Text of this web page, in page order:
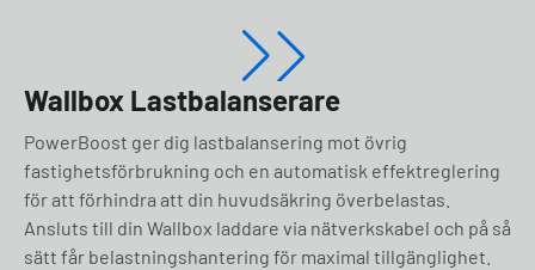
Wallbox Lastbalanserare
PowerBoost ger dig lastbalansering mot övrig
fastighetsförbrukning och en automatisk effektreglering
för att förhindra att din huvudsäkring överbelastas.
Ansluts till din Wallbox laddare via nätverkskabel och på så
sätt får belastningshantering för maximal tillgänglighet.